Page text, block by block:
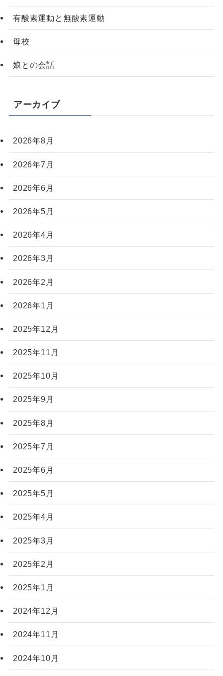
有酸素運動と無酸素運動
母校
娘との会話
アーカイブ
2026年8月
2026年7月
2026年6月
2026年5月
2026年4月
2026年3月
2026年2月
2026年1月
2025年12月
2025年11月
2025年10月
2025年9月
2025年8月
2025年7月
2025年6月
2025年5月
2025年4月
2025年3月
2025年2月
2025年1月
2024年12月
2024年11月
2024年10月